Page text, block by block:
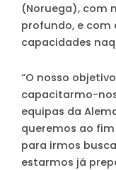
(Noruega), com
profundo, e com
capacidades
“O nosso
capacitarmo-
equipas da
queremos ao
para irmos
estarmos já